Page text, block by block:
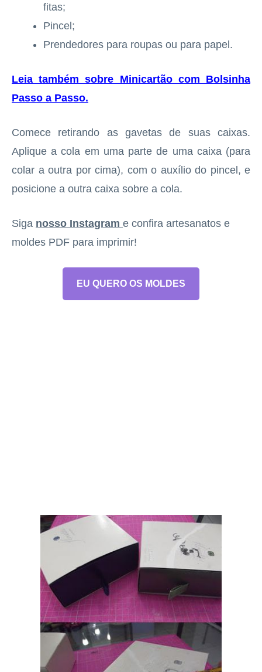
fitas;
Pincel;
Prendedores para roupas ou para papel.
Leia também sobre Minicartão com Bolsinha
Passo a Passo.
Comece retirando as gavetas de suas caixas.
Aplique a cola em uma parte de uma caixa (para
colar a outra por cima), com o auxílio do pincel, e
posicione a outra caixa sobre a cola.
Siga nosso Instagram e confira artesanatos e
moldes PDF para imprimir!
EU QUERO OS MOLDES